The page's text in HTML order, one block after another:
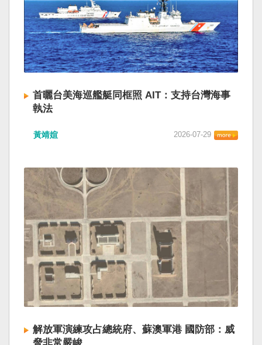
首曬台美海巡艦艇同框照 AIT：支持台灣海事
執法
黃靖媗 2026-07-29
解放軍演練攻占總統府、蘇澳軍港 國防部：威